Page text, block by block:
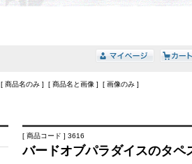
[ 商品名のみ ] [ 商品名と画像 ] [ 画像のみ ]
[ 商品コード ] 3616
バードオブパラダイスのタペ